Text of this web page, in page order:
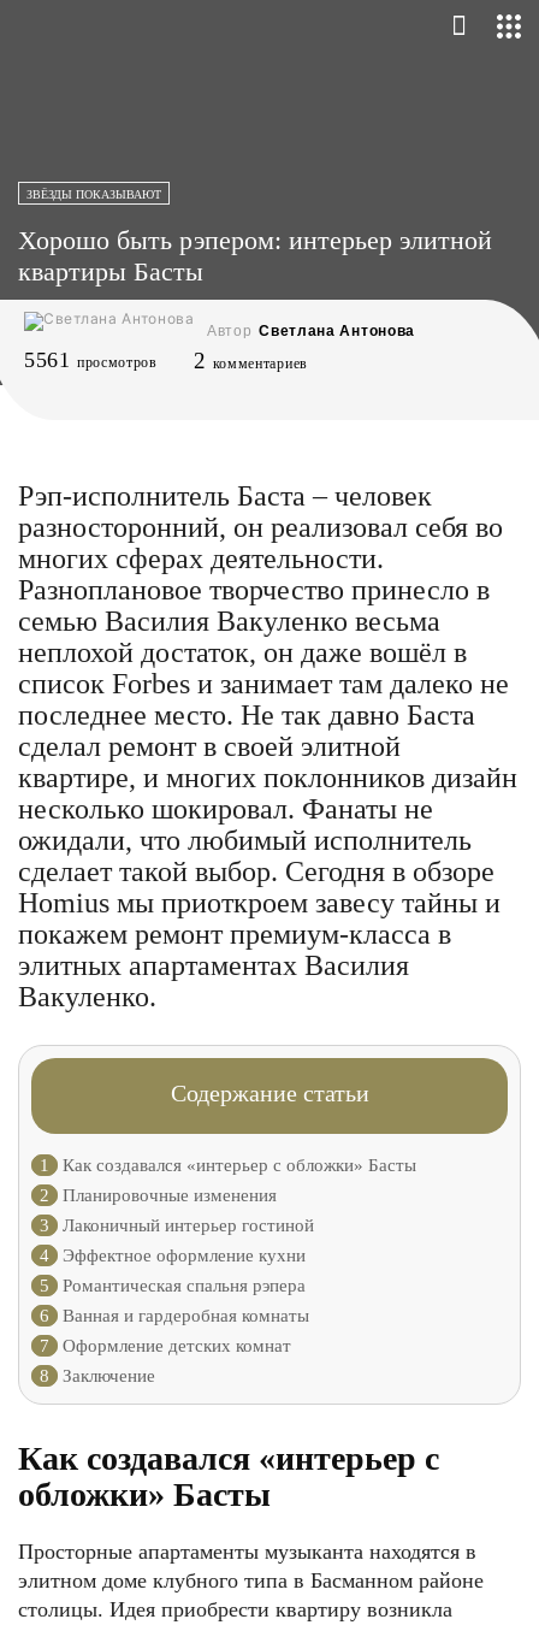
ЗВЁЗДЫ ПОКАЗЫВАЮТ
Хорошо быть рэпером: интерьер элитной
квартиры Басты
Автор Светлана Антонова
5561 просмотров 2 комментариев
Рэп-исполнитель Баста – человек
разносторонний, он реализовал себя во
многих сферах деятельности.
Разноплановое творчество принесло в
семью Василия Вакуленко весьма
неплохой достаток, он даже вошёл в
список Forbes и занимает там далеко не
последнее место. Не так давно Баста
сделал ремонт в своей элитной
квартире, и многих поклонников дизайн
несколько шокировал. Фанаты не
ожидали, что любимый исполнитель
сделает такой выбор. Сегодня в обзоре
Homius мы приоткроем завесу тайны и
покажем ремонт премиум-класса в
элитных апартаментах Василия
Вакуленко.
Содержание статьи
1
Как создавался «интерьер с обложки» Басты
2
Планировочные изменения
3
Лаконичный интерьер гостиной
4
Эффектное оформление кухни
5
Романтическая спальня рэпера
6
Ванная и гардеробная комнаты
7
Оформление детских комнат
8
Заключение
Как создавался «интерьер с
обложки» Басты
Просторные апартаменты музыканта находятся в
элитном доме клубного типа в Басманном районе
столицы. Идея приобрести квартиру возникла